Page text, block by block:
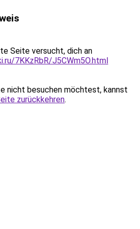
Seite versucht, dich an
7KKzRbR/J5CWm5O.html
nicht besuchen möchtest, kannst
zurückkehren.